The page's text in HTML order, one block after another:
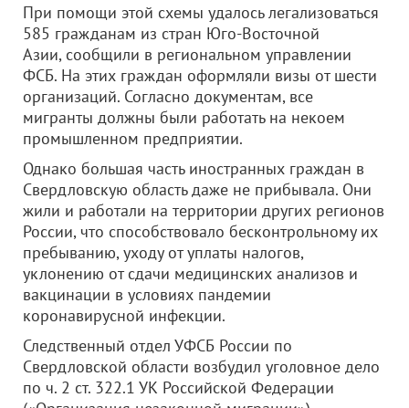
При помощи этой схемы удалось легализоваться
585 гражданам из стран Юго-Восточной
Азии, сообщили в региональном управлении
ФСБ. На этих граждан оформляли визы от шести
организаций. Согласно документам, все
мигранты должны были работать на некоем
промышленном предприятии.
Однако большая часть иностранных граждан в
Свердловскую область даже не прибывала. Они
жили и работали на территории других регионов
России, что способствовало бесконтрольному их
пребыванию, уходу от уплаты налогов,
уклонению от сдачи медицинских анализов и
вакцинации в условиях пандемии
коронавирусной инфекции.
Следственный отдел УФСБ России по
Свердловской области возбудил уголовное дело
по ч. 2 ст. 322.1 УК Российской Федерации